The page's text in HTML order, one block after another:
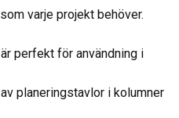
varje projekt behöver.
perfekt för användning i
planeringstavlor i kolumner